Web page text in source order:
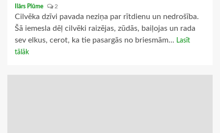
Ilārs Plūme 2
Cilvēka dzīvi pavada neziņa par rītdienu un nedrošība.
Šā iemesla dēļ cilvēki raizējas, zūdās, baiļojas un rada
sev elkus, cerot, ka tie pasargās no briesmām... Lasīt
tālāk